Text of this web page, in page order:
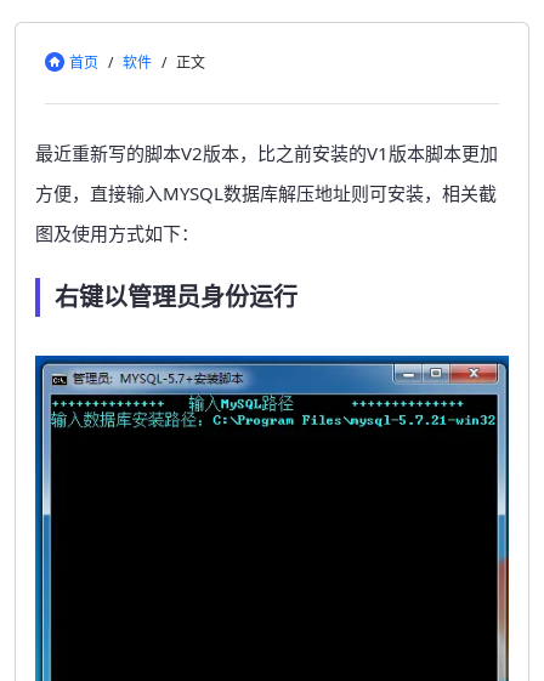
首页 / 软件 / 正文
最近重新写的脚本V2版本，比之前安装的V1版本脚本更加
方便，直接输入MYSQL数据库解压地址则可安装，相关截
图及使用方式如下：
右键以管理员身份运行